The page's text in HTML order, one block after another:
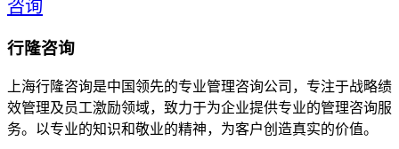
咨询
行隆咨询
上海行隆咨询是中国领先的专业管理咨询公司，专注于战略绩
效管理及员工激励领域，致力于为企业提供专业的管理咨询服
务。以专业的知识和敬业的精神，为客户创造真实的价值。